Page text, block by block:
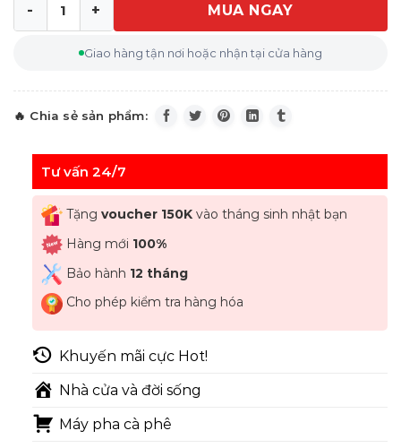
Chảo Moneta Frypan Zeus 24cm số lượng
MUA NGAY
Giao hàng tận nơi hoặc nhận tại cửa hàng
Tư vấn 24/7
Tặng voucher 150Kvào tháng sinh nhật bạn
Hàng mới 100%
Bảo hành 12 tháng
Cho phép kiểm tra hàng hóa
Khuyến mãi cực Hot!
Nhà cửa và đời sống
Máy pha cà phê